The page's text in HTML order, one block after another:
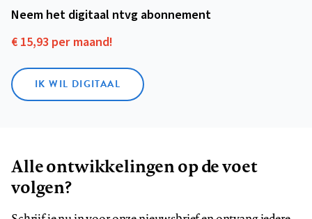
Neem het digitaal ntvg abonnement
€ 15,93 per maand!
IK WIL DIGITAAL
Alle ontwikkelingen op de voet
volgen?